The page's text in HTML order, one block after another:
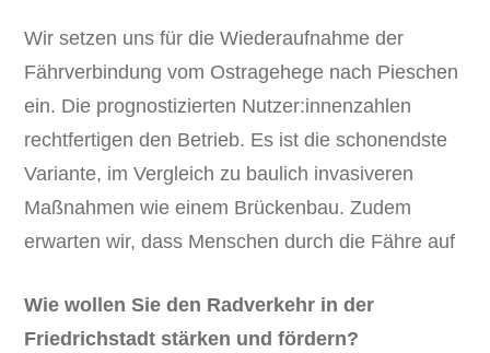
Wir setzen uns für die Wiederaufnahme der
Fährverbindung vom Ostragehege nach Pieschen
ein. Die prognostizierten Nutzer:innenzahlen
rechtfertigen den Betrieb. Es ist die schonendste
Variante, im Vergleich zu baulich invasiveren
Maßnahmen wie einem Brückenbau. Zudem
erwarten wir, dass Menschen durch die Fähre auf
Wie wollen Sie den Radverkehr in der
Friedrichstadt stärken und fördern?